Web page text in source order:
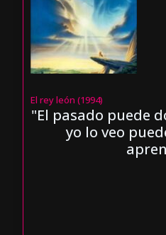
El rey león (1994)
"El pasado puede
yo lo veo